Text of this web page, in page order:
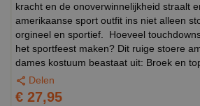
kracht en de onoverwinnelijkheid straalt
amerikaanse sport outfit ins niet alleen
orgineel en sportief. Hoeveel
het sportfeest maken? Dit ruige stoere
dames kostuum beastaat uit: Broek en
Delen
€ 27,95